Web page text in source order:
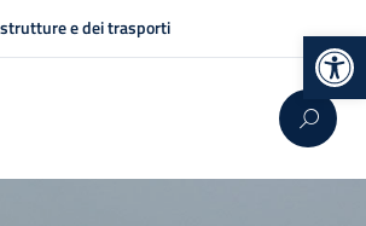
e dei trasporti